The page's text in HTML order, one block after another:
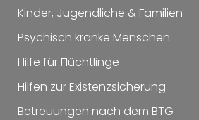
Kinder, Jugendliche & Familien
Psychisch kranke Menschen
Hilfe für Flüchtlinge
Hilfen zur Existenzsicherung
Betreuungen nach dem BTG